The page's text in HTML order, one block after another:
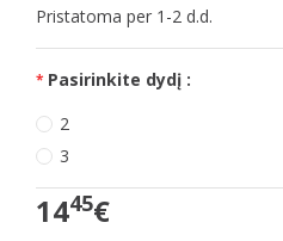
Pristatoma per 1-2 d.d.
Pasirinkite dydį :
2
3
1445€